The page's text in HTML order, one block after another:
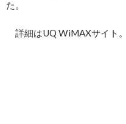
た。
詳細はUQ WiMAXサイト。